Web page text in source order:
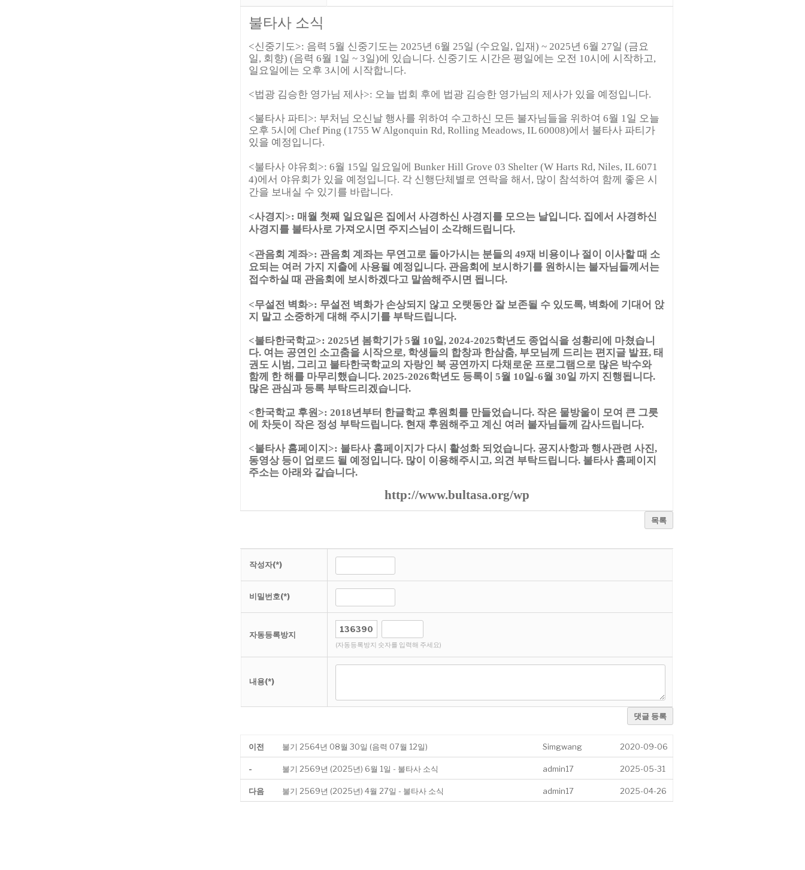
불타사 소식
<신중기도>: 음력 5월 신중기도는 2025년 6월 25일 (수요일, 입재) ~ 2025년 6월 27일 (금요
일, 회향) (음력 6월 1일 ~ 3일)에 있습니다. 신중기도 시간은 평일에는 오전 10시에 시작하고,
일요일에는 오후 3시에 시작합니다.
<법광 김승한 영가님 제사>: 오늘 법회 후에 법광 김승한 영가님의 제사가 있을 예정입니다.
<불타사 파티 >: 부처님 오신날 행사를 위하여 수고하신 모든 불자님들을 위하여 6월 1일 오늘
오후 5시에 Chef Ping (1755 W Algonquin Rd, Rolling Meadows, IL 60008)에서 불타사 파티가
있을 예정입니다.
<불타사 야유회 >: 6월 15일 일요일에 Bunker Hill Grove 03 Shelter (W Harts Rd, Niles, IL 6071
4)에서 야유회가 있을 예정입니다. 각 신행단체별로 연락을 해서, 많이 참석하여 함께 좋은 시
간을 보내실 수 있기를 바랍니다.
<사경지>: 매월 첫째 일요일은 집에서 사경하신 사경지를 모으는 날입니다. 집에서 사경하신
사경지를 불타사로 가져오시면 주지스님이 소각해드립니다.
<관음회 계좌>: 관음회 계좌는 무연고로 돌아가시는 분들의 49재 비용이나 절이 이사할 때 소
요되는 여러 가지 지출에 사용될 예정입니다. 관음회에 보시하기를 원하시는 불자님들께서는
접수하실 때 관음회에 보시하겠다고 말씀해주시면 됩니다.
<무설전 벽화>: 무설전 벽화가 손상되지 않고 오랫동안 잘 보존될 수 있도록, 벽화에 기대어 앉
지 말고 소중하게 대해 주시기를 부탁드립니다.
<불타한국학교>: 2025년 봄학기가 5월 10일, 2024-2025학년도 종업식을 성황리에 마쳤습니
다. 여는 공연인 소고춤을 시작으로, 학생들의 합창과 한삼춤, 부모님께 드리는 편지글 발표, 태
권도 시범, 그리고 불타한국학교의 자랑인 북 공연까지 다채로운 프로그램으로 많은 박수와
함께 한 해를 마무리했습니다. 2025-2026학년도 등록이 5월 10일-6월 30일 까지 진행됩니다.
많은 관심과 등록 부탁드리겠습니다.
<한국학교 후원>: 2018년부터 한글학교 후원회를 만들었습니다. 작은 물방울이 모여 큰 그릇
에 차듯이 작은 정성 부탁드립니다. 현재 후원해주고 계신 여러 불자님들께 감사드립니다.
<불타사 홈페이지>: 불타사 홈페이지가 다시 활성화 되었습니다. 공지사항과 행사관련 사진,
동영상 등이 업로드 될 예정입니다. 많이 이용해주시고, 의견 부탁드립니다. 불타사 홈페이지
주소는 아래와 같습니다.
http://www.bultasa.org/wp
목록
작성자(*)
비밀번호(*)
자동등록방지
(자동등록방지 숫자를 입력해 주세요)
내용(*)
댓글 등록
이전 불기 2564년 08월 30일 (음력 07월 12일) Simgwang 2020-09-06
- 불기 2569년 (2025년) 6월 1일 - 불타사 소식 admin17 2025-05-31
다음 불기 2569년 (2025년) 4월 27일 - 불타사 소식 admin17 2025-04-26